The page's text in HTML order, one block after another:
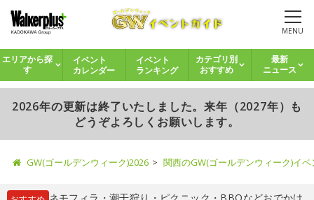
MENU
エリアから探
す
イベント
カレンダー
イベント
ランキング
カテゴリ別
おすすめ
最新
ニュース
2026年の更新は終了いたしました。来年（2027年）も
どうぞよろしくお願いします。
GW(ゴールデンウィーク)2026 関西のGW(ゴールデンウィーク)イ